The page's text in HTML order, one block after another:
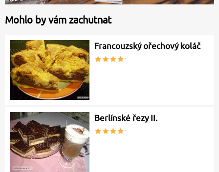
Mohlo by vám zachutnat
Francouzský ořechový koláč
Berlínské řezy II.